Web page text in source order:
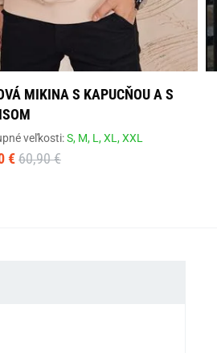
MIKINA S KAPUCŇOU A S
veľkosti:S, M, L,XL,XXL
€60,90 €